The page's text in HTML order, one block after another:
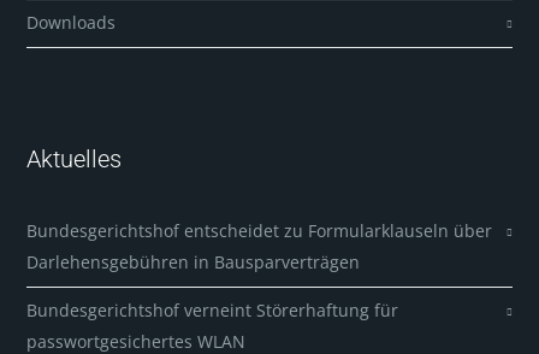
Downloads
Aktuelles
Bundesgerichtshof entscheidet zu Formularklauseln über
Darlehensgebühren in Bausparverträgen
Bundesgerichtshof verneint Störerhaftung für
passwortgesichertes WLAN